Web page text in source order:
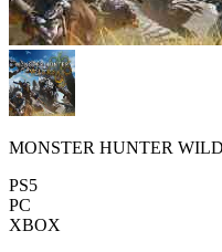
MONSTER HUNTER
PS5
PC
XBOX